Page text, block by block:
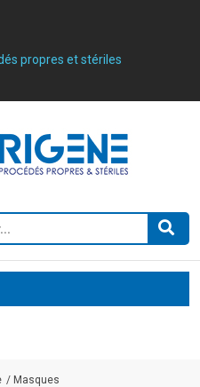
propres et stériles
Masques